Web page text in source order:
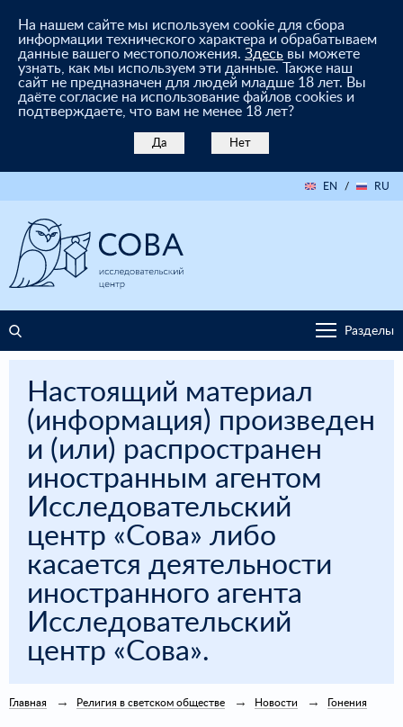
На нашем сайте мы используем cookie для сбора
информации технического характера и обрабатываем
данные вашего местоположения. Здесь вы можете
узнать, как мы используем эти данные. Также наш
сайт не предназначен для людей младше 18 лет. Вы
даёте согласие на использование файлов cookies и
подтверждаете, что вам не менее 18 лет?
Да Нет
EN / RU
Разделы
Настоящий материал
(информация) произведен
и (или) распространен
иностранным агентом
Исследовательский
центр «Сова» либо
касается деятельности
иностранного агента
Исследовательский
центр «Сова».
Главная Религия в светском обществе Новости Гонения